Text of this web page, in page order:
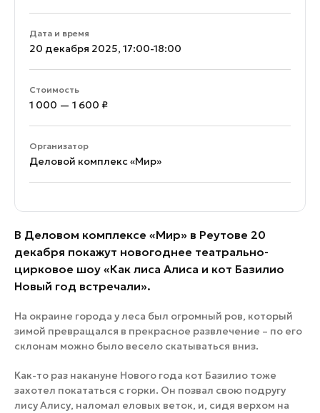
Дата и время
20 декабря 2025, 17:00-18:00
Стоимость
1 000 — 1 600 ₽
Организатор
Деловой комплекс «Мир»
В Деловом комплексе «Мир» в Реутове 20
декабря покажут новогоднее театрально-
цирковое шоу «Как лиса Алиса и кот Базилио
Новый год встречали».
На окраине города у леса был огромный ров, который
зимой превращался в прекрасное развлечение – по его
склонам можно было весело скатываться вниз.
Как-то раз накануне Нового года кот Базилио тоже
захотел покататься с горки. Он позвал свою подругу
лису Алису, наломал еловых веток, и, сидя верхом на